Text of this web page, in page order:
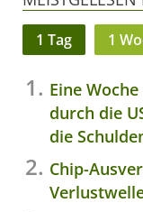
1 Tag 1
Eine
durch die
die
Chip-